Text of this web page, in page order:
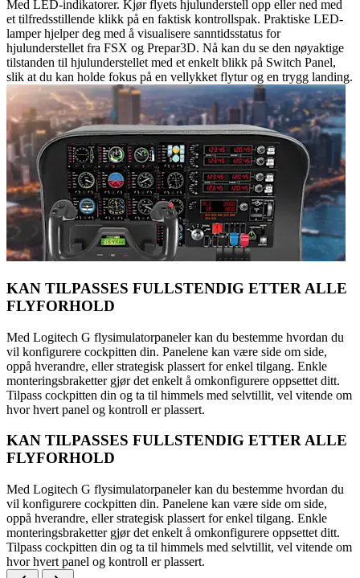
Med LED-indikatorer. Kjør flyets hjulunderstell opp eller ned med
et tilfredsstillende klikk på en faktisk kontrollspak. Praktiske LED-
lamper hjelper deg med å visualisere sanntidsstatus for
hjulunderstellet fra FSX og Prepar3D. Nå kan du se den nøyaktige
tilstanden til hjulunderstellet med et enkelt blikk på Switch Panel,
slik at du kan holde fokus på en vellykket flytur og en trygg landing.
KAN TILPASSES FULLSTENDIG ETTER ALLE
FLYFORHOLD
Med Logitech G flysimulatorpaneler kan du bestemme hvordan du
vil konfigurere cockpitten din. Panelene kan være side om side,
oppå hverandre, eller strategisk plassert for enkel tilgang. Enkle
monteringsbraketter gjør det enkelt å omkonfigurere oppsettet ditt.
Tilpass cockpitten din og ta til himmels med selvtillit, vel vitende om
hvor hvert panel og kontroll er plassert.
KAN TILPASSES FULLSTENDIG ETTER ALLE
FLYFORHOLD
Med Logitech G flysimulatorpaneler kan du bestemme hvordan du
vil konfigurere cockpitten din. Panelene kan være side om side,
oppå hverandre, eller strategisk plassert for enkel tilgang. Enkle
monteringsbraketter gjør det enkelt å omkonfigurere oppsettet ditt.
Tilpass cockpitten din og ta til himmels med selvtillit, vel vitende om
hvor hvert panel og kontroll er plassert.